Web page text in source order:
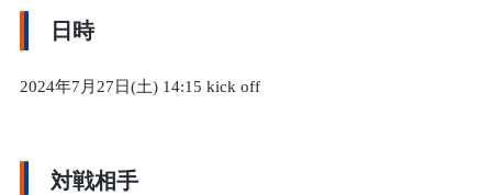
日時
2024年7月27日(土) 14:15 kick off
対戦相手